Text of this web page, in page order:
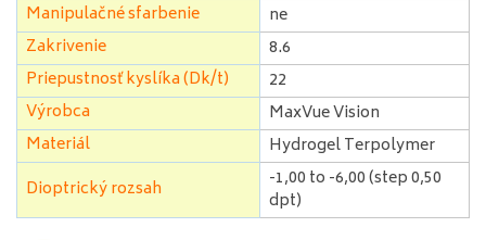
Manipulačné sfarbenie
ne
Zakrivenie
8.6
Priepustnosť kyslíka (Dk/t)
22
Výrobca
MaxVue Vision
Materiál
Hydrogel Terpolymer
Dioptrický rozsah
-1,00 to -6,00 (step 0,50
dpt)